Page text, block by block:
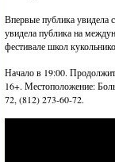
Впервые публика увидела
увидела публика на
фестивале школ
Начало в 19:00.
16+. Местоположение:
72, (812) 273-60-72.